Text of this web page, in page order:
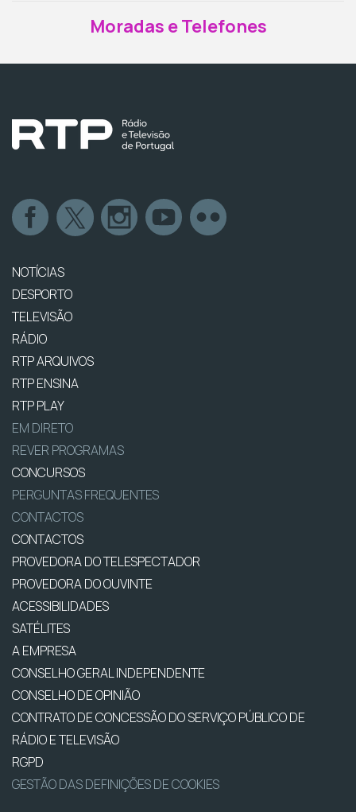
Moradas e Telefones
NOTÍCIAS
DESPORTO
TELEVISÃO
RÁDIO
RTP ARQUIVOS
RTP ENSINA
RTP PLAY
EM DIRETO
REVER PROGRAMAS
CONCURSOS
PERGUNTAS FREQUENTES
CONTACTOS
CONTACTOS
PROVEDORA DO TELESPECTADOR
PROVEDORA DO OUVINTE
ACESSIBILIDADES
SATÉLITES
A EMPRESA
CONSELHO GERAL INDEPENDENTE
CONSELHO DE OPINIÃO
CONTRATO DE CONCESSÃO DO SERVIÇO PÚBLICO DE
RÁDIO E TELEVISÃO
RGPD
GESTÃO DAS DEFINIÇÕES DE COOKIES